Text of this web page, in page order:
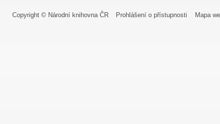
Copyright © Národní knihovna ČR Prohlášení o přístupnosti Mapa